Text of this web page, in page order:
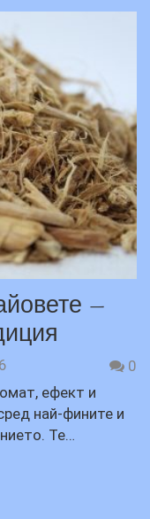
–
0
ефект и
най-фините и
Те…